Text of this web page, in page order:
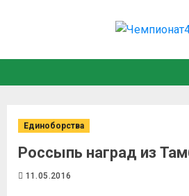
Единоборства
Россыпь наград из
11.05.2016